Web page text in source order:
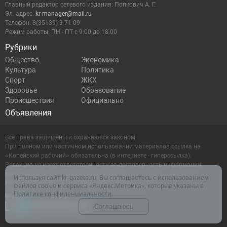
Рубрики
Общество
Экономика
Культура
Политика
Спорт
ЖКХ
Здоровье
Образование
Происшествия
Официально
Объявления
Главный редактор сетевого издания: Попкович А. Г.
Эл. адрес: kr-manager@mail.ru
Телефон: 8(35139) 3-71-09
Режим работы: ПН - ПТ с 9:00 до 18:00
Все права защищены и охраняются законом.
При полном или частичном использовании материалов ссылка на
«Копейский рабочий» обязательна (в интернете - гиперссылка).
Редакция не несет ответственности за достоверность информации,
содержащейся в рекламных объявлениях.
Настоящий ресурс может содержать материалы 16+
Используя сайт kr-gazeta.ru, Вы соглашаетесь с использованием
файлов cookie и сервиса «Яндекс.Метрика», которые указаны в
Политике конфиденциальности.
Соглашаюсь